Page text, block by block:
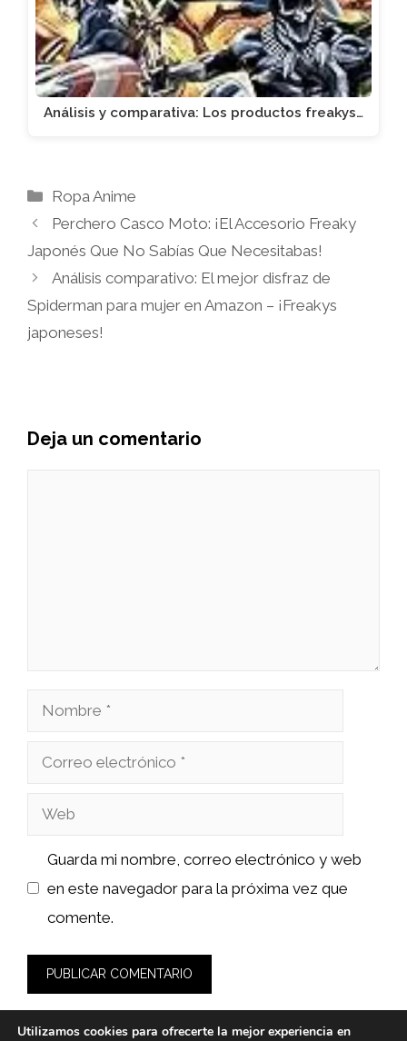
Análisis y comparativa: Los productos freakys…
Categorías
Ropa Anime
Perchero Casco Moto: ¡El Accesorio Freaky
Japonés Que No Sabías Que Necesitabas!
Análisis comparativo: El mejor disfraz de
Spiderman para mujer en Amazon – ¡Freakys
japoneses!
Deja un comentario
Nombre
Correo
Web
Guarda mi nombre, correo electrónico y web
en este navegador para la próxima vez que
comente.
Utilizamos cookies para ofrecerte la mejor experiencia en